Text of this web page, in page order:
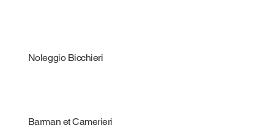
Noleggio Bicchieri
Barman et Camerieri